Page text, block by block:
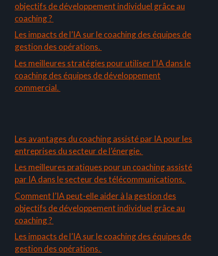
objectifs de développement individuel grâce au
coaching ?
Les impacts de l’IA sur le coaching des équipes de
gestion des opérations.
Les meilleures stratégies pour utiliser l’IA dans le
coaching des équipes de développement
commercial.
Les avantages du coaching assisté par IA pour les
entreprises du secteur de l’énergie.
Les meilleures pratiques pour un coaching assisté
par IA dans le secteur des télécommunications.
Comment l’IA peut-elle aider à la gestion des
objectifs de développement individuel grâce au
coaching ?
Les impacts de l’IA sur le coaching des équipes de
gestion des opérations.